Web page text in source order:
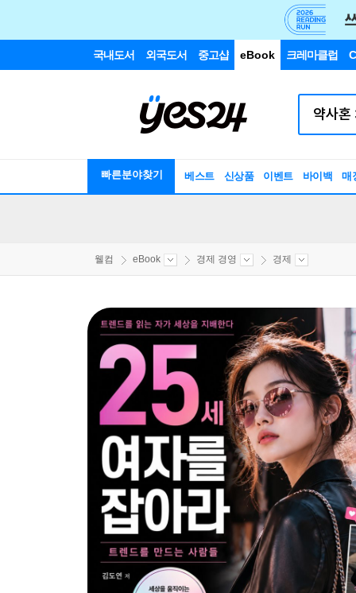
국내도서 외국도서 중고샵 eBook 크레마클럽
빠른분야찾기 베스트 신상품 이벤트 바이백 매
웰컴 eBook 경제 경영 경제